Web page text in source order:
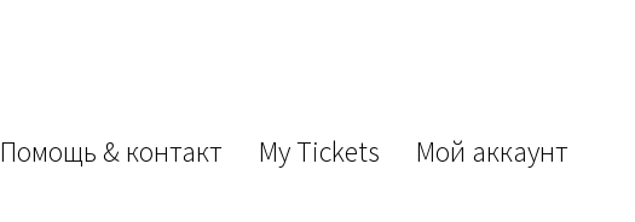
Помощь & контакт My Tickets Мой аккаунт